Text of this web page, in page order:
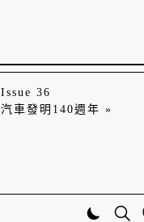
Issue 36
汽車發明140週年 »